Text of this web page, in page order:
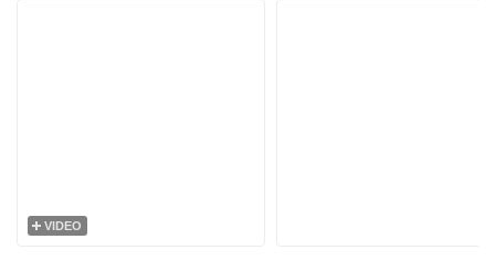
VIDEO